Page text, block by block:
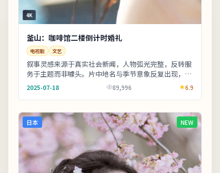
4K
釜山：咖啡馆二楼倒计时婚礼
电视剧 文艺
叙事灵感来源于真实社会新闻，人物弧光完整，反转服
务于主题而非噱头。片中地名与季节意象反复出现，构
成理解人物动机的重要线索。影片中出现的地标多为
实...
2025-07-18 89,996 6.9
日本 NEW